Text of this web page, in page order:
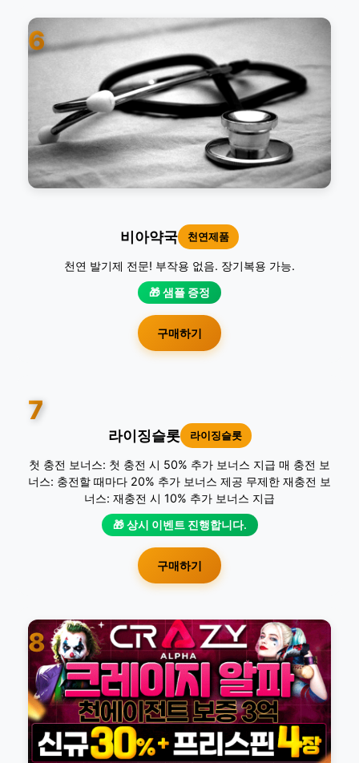
6
비아약국 천연제품
천연 발기제 전문! 부작용 없음. 장기복용 가능.
🎁 샘플 증정
구매하기
7
라이징슬롯 라이징슬롯
첫 충전 보너스: 첫 충전 시 50% 추가 보너스 지급 매 충전 보
너스: 충전할 때마다 20% 추가 보너스 제공 무제한 재충전 보
너스: 재충전 시 10% 추가 보너스 지급
🎁 상시 이벤트 진행합니다.
구매하기
8